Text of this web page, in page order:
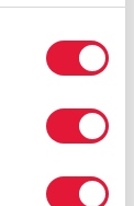
et
: